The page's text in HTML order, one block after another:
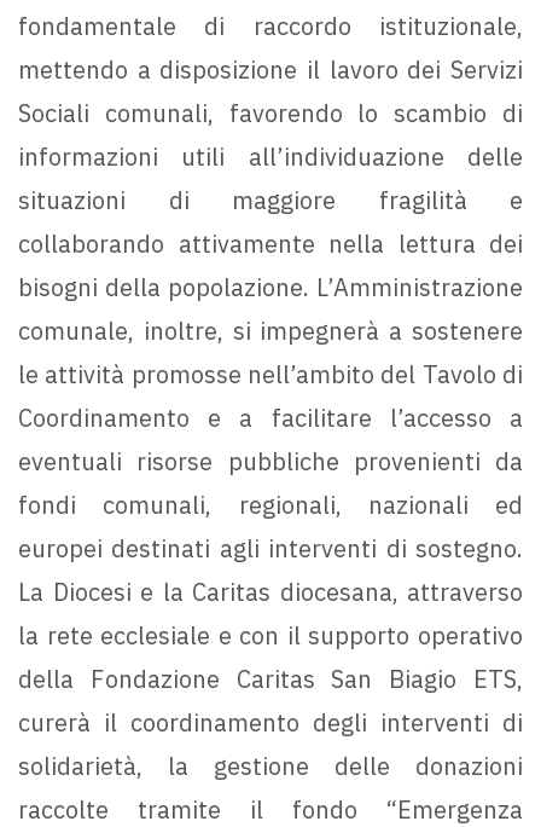
fondamentale di raccordo istituzionale,
mettendo a disposizione il lavoro dei Servizi
Sociali comunali, favorendo lo scambio di
informazioni utili all’individuazione delle
situazioni di maggiore fragilità e
collaborando attivamente nella lettura dei
bisogni della popolazione. L’Amministrazione
comunale, inoltre, si impegnerà a sostenere
le attività promosse nell’ambito del Tavolo di
Coordinamento e a facilitare l’accesso a
eventuali risorse pubbliche provenienti da
fondi comunali, regionali, nazionali ed
europei destinati agli interventi di sostegno.
La Diocesi e la Caritas diocesana, attraverso
la rete ecclesiale e con il supporto operativo
della Fondazione Caritas San Biagio ETS,
curerà il coordinamento degli interventi di
solidarietà, la gestione delle donazioni
raccolte tramite il fondo “Emergenza